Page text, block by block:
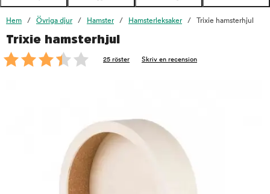
Hem Övriga djur Hamster Hamsterleksaker Trixie hamsterhjul
Trixie hamsterhjul
25 röster Skriv en recension
foo